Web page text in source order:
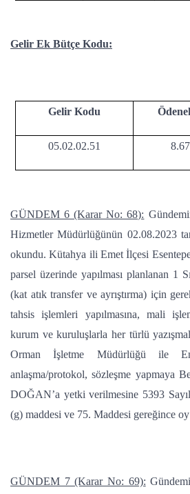
Gelir Ek Bütçe Kodu:
Gelir Kodu
05.02.02.51
GÜNDEM 6 (Karar No: 68):
Hizmetler Müdürlüğünün 02.08.2023
okundu. Kütahya ili Emet İlçesi
parsel üzerinde yapılması planlanan 1
(kat atık transfer ve ayrıştırma) için
tahsis işlemleri yapılmasına, mali
kurum ve kuruluşlarla her türlü
Orman İşletme Müdürlüğü ile
anlaşma/protokol, sözleşme yapmaya
DOĞAN’a yetki verilmesine 5393
(g) maddesi ve 75. Maddesi gereğince
GÜNDEM 7 (Karar No: 69):